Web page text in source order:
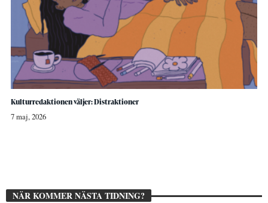
Kulturredaktionen väljer: Distraktioner
7 maj, 2026
NÄR KOMMER NÄSTA TIDNING?